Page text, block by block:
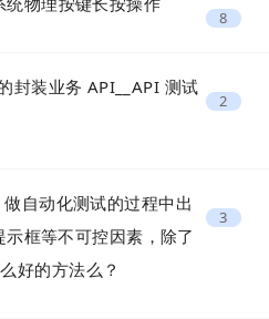
8
封装业务 API__API 测试
2
自动化测试的过程中出
框等不可控因素，除了
好的方法么？
3